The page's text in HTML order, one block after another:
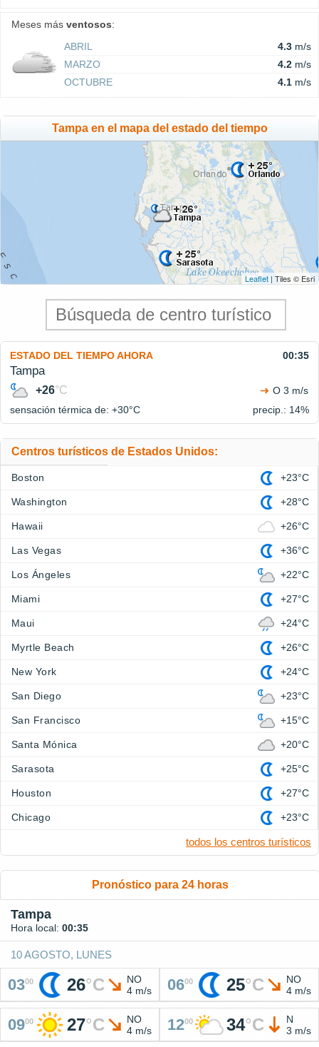
Meses más ventosos:
ABRIL
4.3 m/s
MARZO
4.2 m/s
OCTUBRE
4.1 m/s
Tampa en el mapa del estado del tiempo
Leaflet | Tiles © Esri
ESTADO DEL TIEMPO AHORA 00:35
Tampa
+26°C
O 3 m/s
sensación térmica de: +30°C precip.: 14%
Centros turísticos de Estados Unidos:
Boston +23°C
Washington +28°C
Hawaii +26°C
Las Vegas +36°C
Los Ángeles +22°C
Miami +27°C
Maui +24°C
Myrtle Beach +26°C
New York +24°C
San Diego +23°C
San Francisco +15°C
Santa Mónica +20°C
Sarasota +25°C
Houston +27°C
Chicago +23°C
todos los centros turísticos
Pronóstico para 24 horas
Tampa
Hora local: 00:35
10 AGOSTO, LUNES
0300 26°C
NO
4 m/s
0600 25°C
NO
4 m/s
0900 27°C
NO
4 m/s
1200 34°C
N
3 m/s